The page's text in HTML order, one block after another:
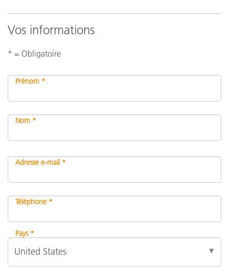
Vos informations
* = Obligatoire
Prénom *
Nom *
Adresse e-mail *
Téléphone *
Pays *